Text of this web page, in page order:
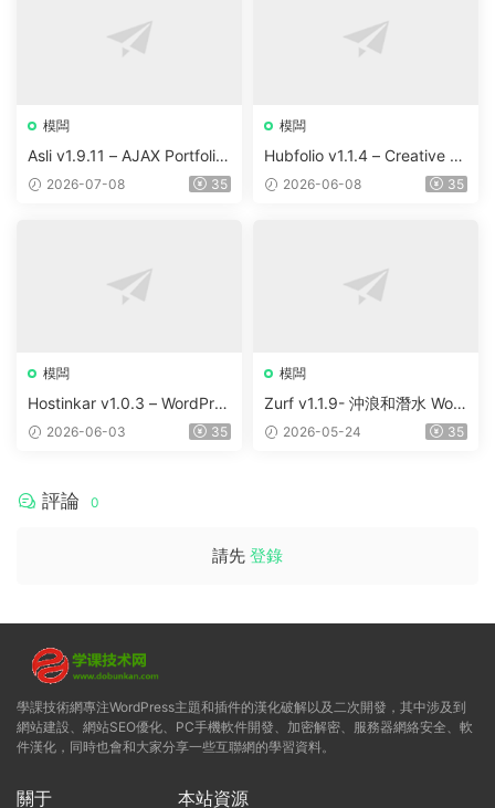
模闆
Asli v1.9.11 – AJAX Portfolio
Elementor WordPress Them
2026-07-08 35
模闆
Hubfolio v1.1.4 – Creative P
ortfolio & Digital Agency Wo
2026-06-08 35
模闆
Hostinkar v1.0.3 – WordPres
s & WHMCS 主題
2026-06-03 35
模闆
Zurf v1.1.9- 沖浪和潛水 Wor
dPress主題
2026-05-24 35
評論 0
請先 登錄
學課技術網專注WordPress主題和插件的漢化破解以及二次開發，其中涉及到
網站建設、網站SEO優化、PC手機軟件開發、加密解密、服務器網絡安全、軟
件漢化，同時也會和大家分享一些互聯網的學習資料。
關于 本站資源